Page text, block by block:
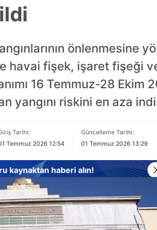
önlenmesine
havai fişek, işaret fişeği
16 Temmuz-28 Ekim
yangını riskini en aza
Tarihi:
Temmuz 2026 12:54
Güncelleme Tarihi:
01 Temmuz 2026 13:29
kaynaktan haberi alın!